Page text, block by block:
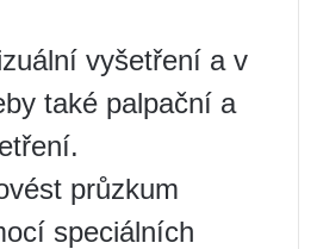
vyšetření a v
také palpační a
průzkum
speciálních